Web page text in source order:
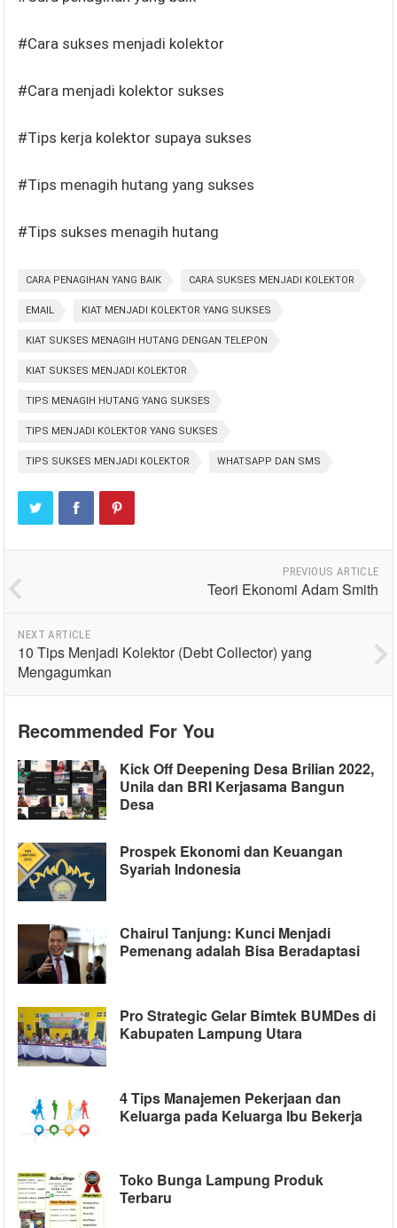
#Cara sukses menjadi kolektor
#Cara menjadi kolektor sukses
#Tips kerja kolektor supaya sukses
#Tips menagih hutang yang sukses
#Tips sukses menagih hutang
CARA PENAGIHAN YANG BAIK CARA SUKSES MENJADI KOLEKTOR
EMAIL KIAT MENJADI KOLEKTOR YANG SUKSES
KIAT SUKSES MENAGIH HUTANG DENGAN TELEPON
KIAT SUKSES MENJADI KOLEKTOR
TIPS MENAGIH HUTANG YANG SUKSES
TIPS MENJADI KOLEKTOR YANG SUKSES
TIPS SUKSES MENJADI KOLEKTOR WHATSAPP DAN SMS
PREVIOUS ARTICLE
Teori Ekonomi Adam Smith
NEXT ARTICLE
10 Tips Menjadi Kolektor (Debt Collector) yang
Mengagumkan
Recommended For You
Kick Off Deepening Desa Brilian 2022,
Unila dan BRI Kerjasama Bangun
Desa
Prospek Ekonomi dan Keuangan
Syariah Indonesia
Chairul Tanjung: Kunci Menjadi
Pemenang adalah Bisa Beradaptasi
Pro Strategic Gelar Bimtek BUMDes di
Kabupaten Lampung Utara
4 Tips Manajemen Pekerjaan dan
Keluarga pada Keluarga Ibu Bekerja
Toko Bunga Lampung Produk
Terbaru